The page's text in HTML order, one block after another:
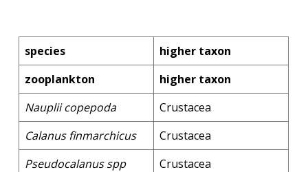
species
higher taxon
zooplankton
higher taxon
Nauplii copepoda
Crustacea
Calanus finmarchicus
Crustacea
Pseudocalanus spp
Crustacea